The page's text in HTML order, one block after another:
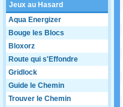
Jeux au Hasard
Aqua Energizer
Bouge les Blocs
Bloxorz
Route qui s'Effondre
Gridlock
Guide le Chemin
Trouver le Chemin